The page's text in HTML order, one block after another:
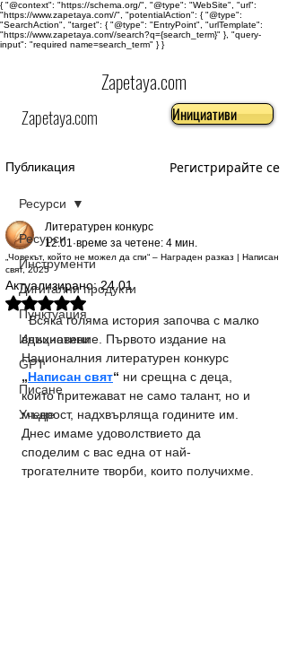
{ "@context": "https://schema.org/", "@type": "WebSite", "url":
"https://www.zapetaya.com//", "potentialAction": { "@type":
"SearchAction", "target": { "@type": "EntryPoint", "urlTemplate":
"https://www.zapetaya.com//search?q={search_term}" }, "query-
input": "required name=search_term" } }
Zapetaya.com
Zapetaya.com Инициативи
Публикация Регистрирайте се
Ресурси
Инструменти
Дигитални продукти
Пунктуация
Инициативи
GPT
Писане
Учене
Ресурси
„Човекът, който не можел да спи“ – Награден разказ | Написан
свят, 2025
Литературен конкурс
12.01 време за четене: 4 мин.
Актуализирано:24.01
Оценено с NaN от 5 звезди.
  Всяка голяма история започва с малко
вдъхновение. Първото издание на
Националния литературен конкурс
„Написан свят“ ни срещна с деца,
които притежават не само талант, но и
мъдрост, надхвърляща годините им.
Днес имаме удоволствието да
споделим с вас една от най-
трогателните творби, които получихме.